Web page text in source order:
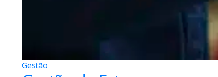
Gestão